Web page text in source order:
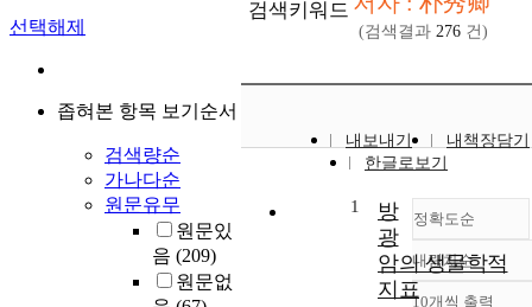
선택해제
좁혀본 항목 보기순서
검색량순
가나다순
원문유무
원문있
음 (209)
원문없
검색키워드
(검색결과 276 건)
내보내기
내책장담기
한글로보기
정확도순
정확도
순
내림차순
10개씩 출력
1
방
광
암의 생물학적
지표